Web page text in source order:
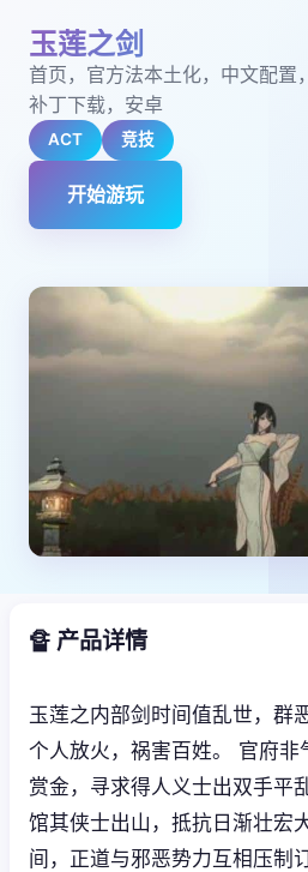
玉莲之剑
首页，官方法本土化，中文配置
补丁下载，安卓
ACT 竞技
开始游玩
🔏 产品详情
玉莲之内部剑时间值乱世，群
个人放火，祸害百姓。 官府非
赏金，寻求得人义士出双手平
馆其侠士出山，抵抗日渐壮宏
间，正道与邪恶势力互相压制